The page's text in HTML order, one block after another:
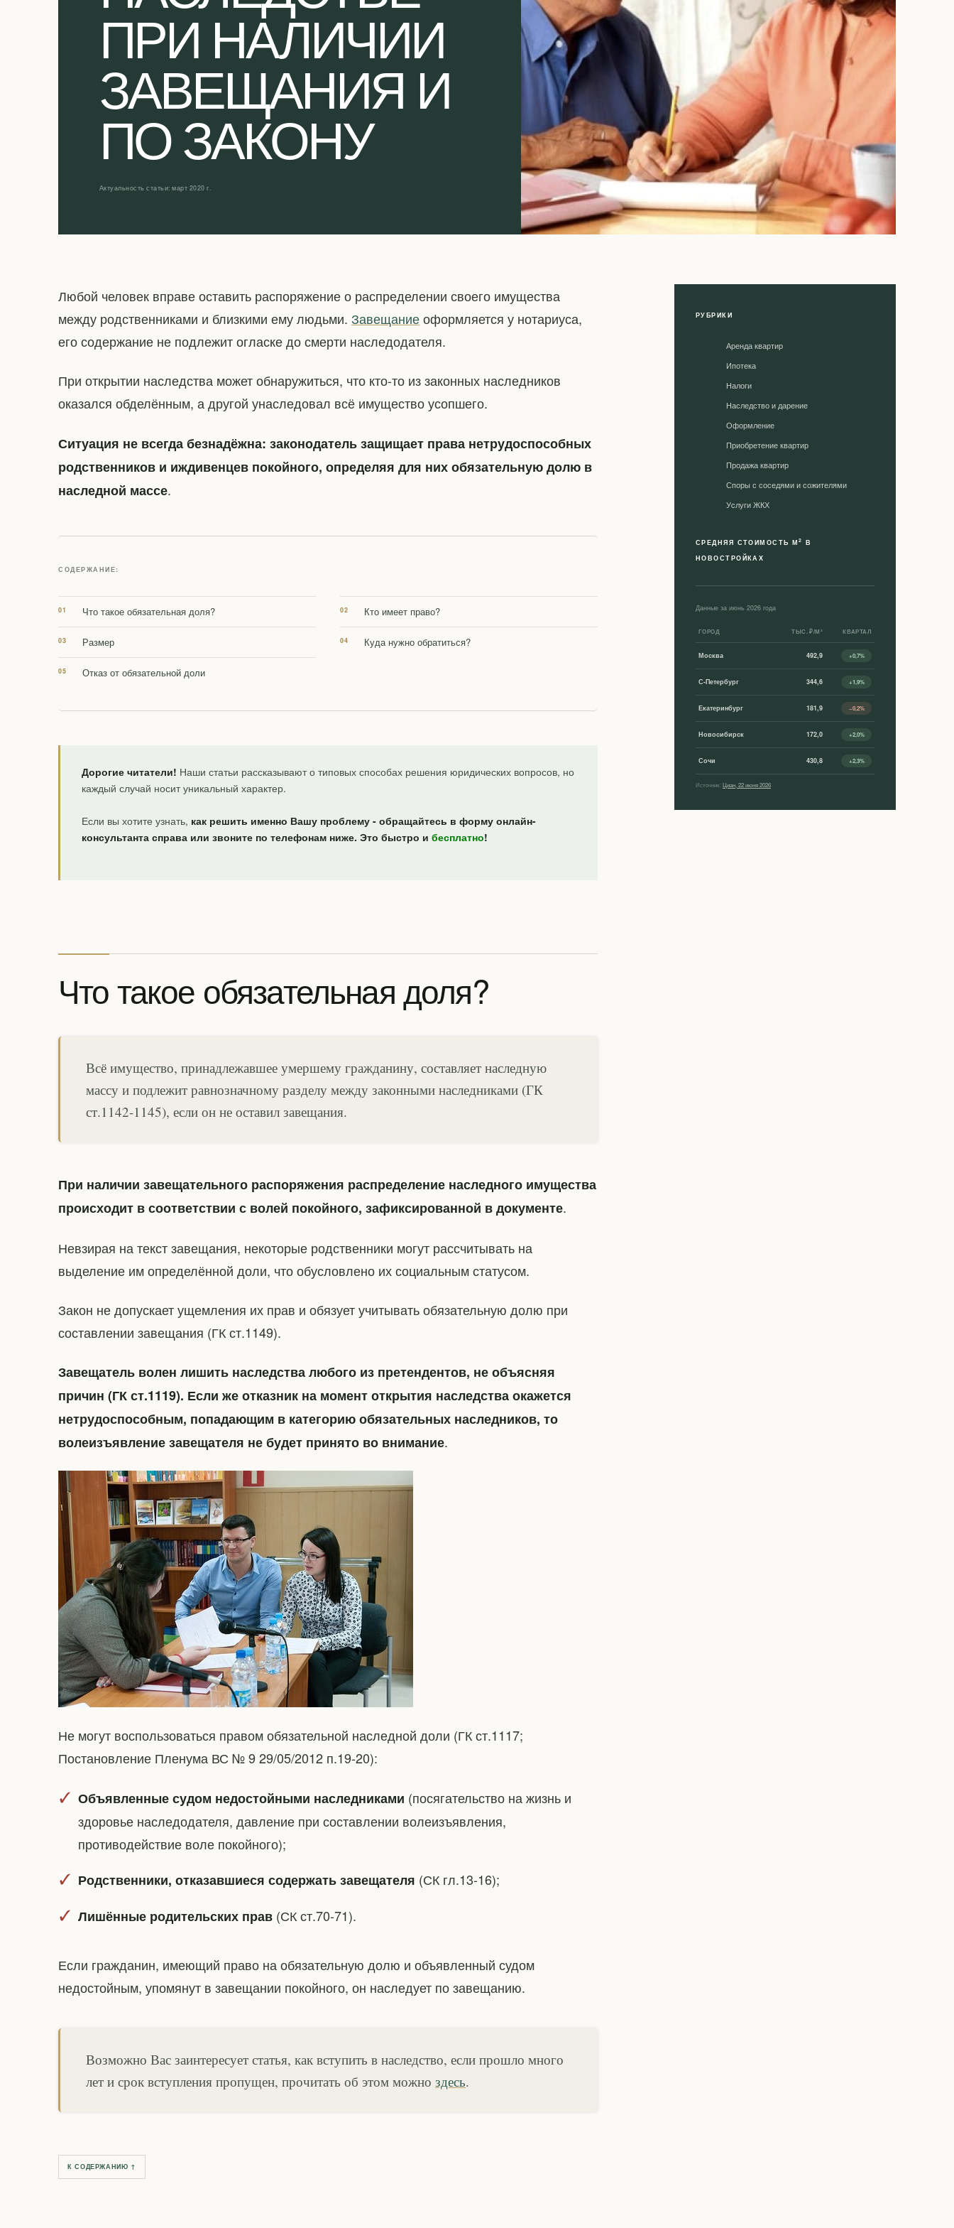
ПРИ НАЛИЧИИ
ЗАВЕЩАНИЯ И
ПО ЗАКОНУ
Актуальность статьи: март 2020 г.
Любой человек вправе оставить распоряжение о распределении своего имущества
между родственниками и близкими ему людьми. Завещаниеоформляется у нотариуса,
его содержание не подлежит огласке до смерти наследодателя.
При открытии наследства может обнаружиться, что кто-то из законных наследников
оказался обделённым, а другой унаследовал всё имущество усопшего.
Ситуация не всегда безнадёжна: законодатель защищает права нетрудоспособных
родственников и иждивенцев покойного, определяя для них обязательную долю в
наследной массе.
СОДЕРЖАНИЕ:
Что такое обязательная доля? Кто имеет право?
Размер Куда нужно обратиться?
Отказ от обязательной доли
Дорогие читатели! Наши статьи рассказывают о типовых способах решения юридических вопросов, но
каждый случай носит уникальный характер.
Если вы хотите узнать, как решить именно Вашу проблему - обращайтесь в форму онлайн-
консультанта справа или звоните по телефонам ниже. Это быстро и бесплатно!
Что такое обязательная доля?
Всё имущество, принадлежавшее умершему гражданину, составляет наследную
массу и подлежит равнозначному разделу между законными наследниками (ГК
ст.1142-1145), если он не оставил завещания.
При наличии завещательного распоряжения распределение наследного имущества
происходит в соответствии с волей покойного, зафиксированной в документе.
Невзирая на текст завещания, некоторые родственники могут рассчитывать на
выделение им определённой доли, что обусловлено их социальным статусом.
Закон не допускает ущемления их прав и обязует учитывать обязательную долю при
составлении завещания (ГК ст.1149).
Завещатель волен лишить наследства любого из претендентов, не объясняя
причин (ГК ст.1119). Если же отказник на момент открытия наследства окажется
нетрудоспособным, попадающим в категорию обязательных наследников, то
волеизъявление завещателя не будет принято во внимание.
Не могут воспользоваться правом обязательной наследной доли (ГК ст.1117;
Постановление Пленума ВС № 9 29/05/2012 п.19-20):
Объявленные судом недостойными наследниками (посягательство на жизнь и
здоровье наследодателя, давление при составлении волеизъявления,
противодействие воле покойного);
Родственники, отказавшиеся содержать завещателя (СК гл.13-16);
Лишённые родительских прав (СК ст.70-71).
Если гражданин, имеющий право на обязательную долю и объявленный судом
недостойным, упомянут в завещании покойного, он наследует по завещанию.
Возможно Вас заинтересует статья, как вступить в наследство, если прошло много
лет и срок вступления пропущен, прочитать об этом можно здесь.
К СОДЕРЖАНИЮ ↑
РУБРИКИ
Аренда квартир
Ипотека
Налоги
Наследство и дарение
Оформление
Приобретение квартир
Продажа квартир
Споры с соседями и сожителями
Уcлуги ЖКХ
СРЕДНЯЯ СТОИМОСТЬ М2 В
НОВОСТРОЙКАХ
Данные за июнь 2026 года
ГОРОД ТЫС. ₽/М² КВАРТАЛ
Москва 492,9 +0,7%
С-Петербург 344,6 +1,9%
Екатеринбург 181,9 −0,2%
Новосибирск 172,0 +2,0%
Сочи 430,8 +2,3%
Источник:Циан, 22 июня 2026